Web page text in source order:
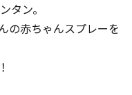
タン。
の赤ちゃんスプレーを